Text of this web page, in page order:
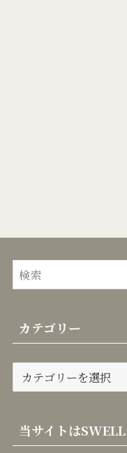
カテゴリー
テ
リ
ー
当サイトは